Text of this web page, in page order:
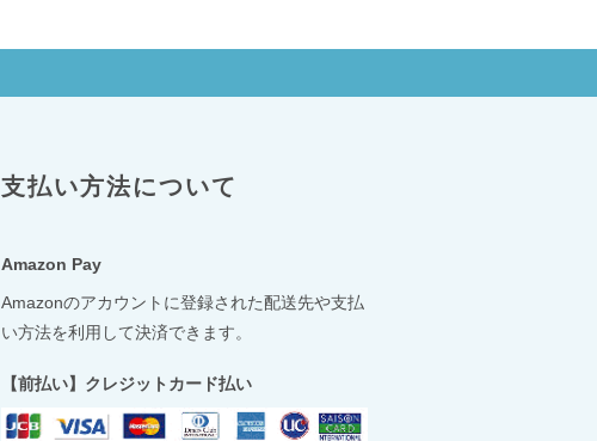
支払い方法について
Amazon Pay
Amazonのアカウントに登録された配送先や支払
い方法を利用して決済できます。
【前払い】クレジットカード払い